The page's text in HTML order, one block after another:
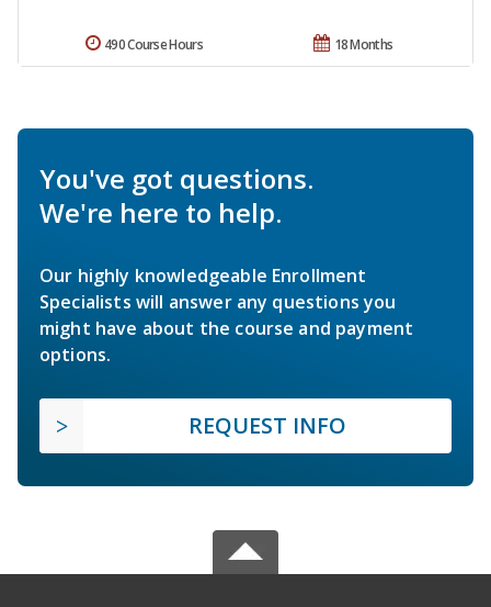
18 Months
490 Course Hours
You've got questions.
We're here to help.
Our highly knowledgeable Enrollment
Specialists will answer any questions you
might have about the course and payment
options.
REQUEST INFO